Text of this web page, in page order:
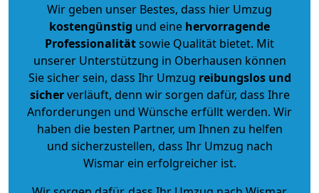
Wir geben unser Bestes, dass hier Umzug
kostengünstig und eine hervorragende
Professionalitätsowie Qualität bietet. Mit
unserer Unterstützung in Oberhausen können
Sie sicher sein, dass Ihr Umzug reibungslos und
sicherverläuft, denn wir sorgen dafür, dass Ihre
Anforderungen und Wünsche erfüllt werden. Wir
haben die besten Partner, um Ihnen zu helfen
und sicherzustellen, dass Ihr Umzug nach
Wismar ein erfolgreicher ist.